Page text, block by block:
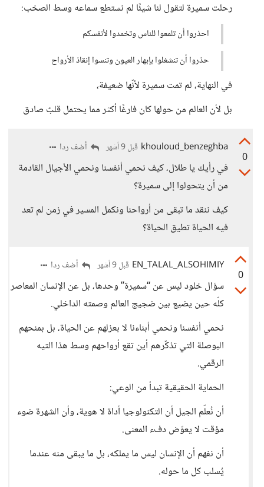
رحلت سميرة لتقول لنا شيئًا لم نستطع سماعه وسط الصخب:
احذروا أن تلمعوا للناس وتخمدوا لأنفسكم
حذروا أن تنشغلوا بإبهار العيون وتنسوا إنقاذ الأرواح
في النهاية، لم تمت سميرة لأنّها ضعيفة،
بل لأن العالم من حولها كان فارغًا أكثر مما يحتمل قلبٌ صادق
0
khouloud_benzeghba قبل 9 أشهر أضف ردا
في رأيك يا طلال، كيف نحمي أنفسنا ونحمي الأجيال القادمة
من أن يتحولوا إلى سميرة؟
كيف ننقد ما تبقى من أرواحنا ونكمل المسير في زمن لم تعد
فيه الحياة تطيق الحياة؟
0
EN_TALAL_ALSOHIMIY قبل 9 أشهر أضف ردا
سؤال خلود ليس عن “سميرة” وحدها، بل عن الإنسان المعاصر
كلّه حين يضيع بين ضجيج العالم وصمته الداخلي.
نحمي أنفسنا ونحمي أبناءنا لا بعزلهم عن الحياة، بل بمنحهم
البوصلة التي تذكّرهم أين تقع أرواحهم وسط هذا التيه
الرقمي.
الحماية الحقيقية تبدأ من الوعي:
أن نُعلّم الجيل أن التكنولوجيا أداة لا هوية، وأن الشهرة ضوء
مؤقت لا يعوّض دفء المعنى.
أن نفهم أن الإنسان ليس ما يملكه، بل ما يبقى منه عندما
يُسلب كل ما حوله.